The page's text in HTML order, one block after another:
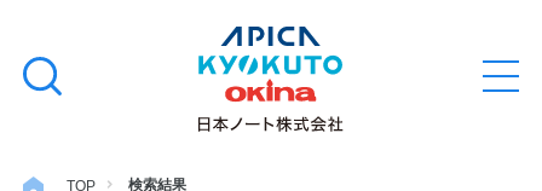
文
キ
検
る
TOP 検索結果